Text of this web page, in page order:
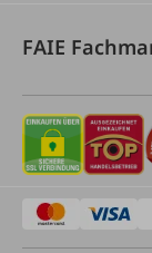
FAIE